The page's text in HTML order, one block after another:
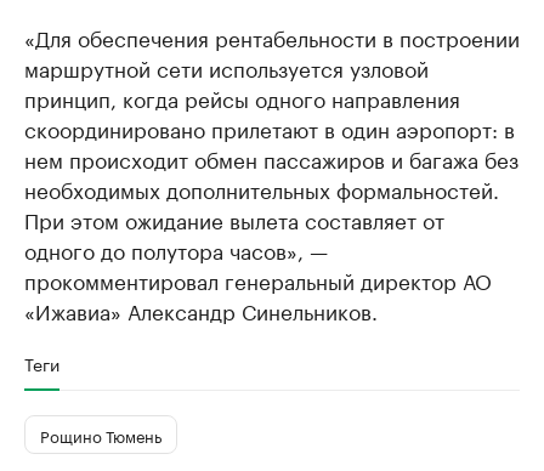
«Для обеспечения рентабельности в построении
маршрутной сети используется узловой
принцип, когда рейсы одного направления
скоординировано прилетают в один аэропорт: в
нем происходит обмен пассажиров и багажа без
необходимых дополнительных формальностей.
При этом ожидание вылета составляет от
одного до полутора часов», —
прокомментировал генеральный директор АО
«Ижавиа» Александр Синельников.
Теги
Рощино Тюмень